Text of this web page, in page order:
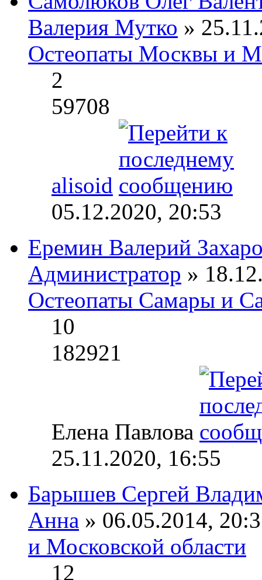
Валерия Мутко »
Остеопаты Москвы и
2
59708
alisoid
05.12.2020, 20:53
Еремин Валерий
Администратор »
Остеопаты Самары и
10
182921
Елена Павлова
25.11.2020, 16:55
Барышев Сергей
Анна » 06.05.2014,
и Московской области
12